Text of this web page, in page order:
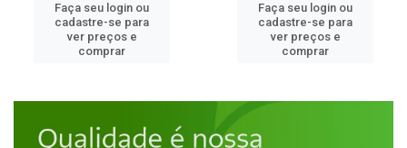
Faça seu login ou
cadastre-se para
ver preços e
comprar
Faça seu login ou
cadastre-se para
ver preços e
comprar